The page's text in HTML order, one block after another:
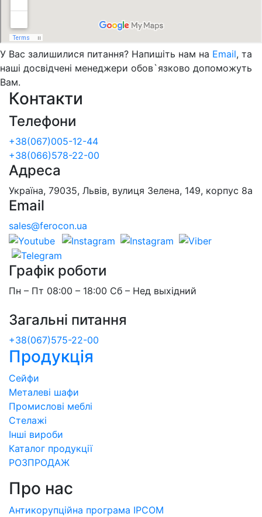
У Вас залишилися питання? Напишіть нам на Email, та
наші досвідчені менеджери обов`язково допоможуть
Вам.
Контакти
Телефони
+38(067)005-12-44
+38(066)578-22-00
Адреса
Україна, 79035, Львів, вулиця Зелена, 149, корпус 8а
Email
sales@ferocon.ua
Графік роботи
Пн – Пт 08:00 – 18:00 Сб – Нед выхідний
Загальні питання
+38(067)575-22-00
Продукція
Сейфи
Металеві шафи
Промислові меблі
Стелажі
Інші вироби
Каталог продукції
РОЗПРОДАЖ
Про нас
Антикорупційна програма IPCOM